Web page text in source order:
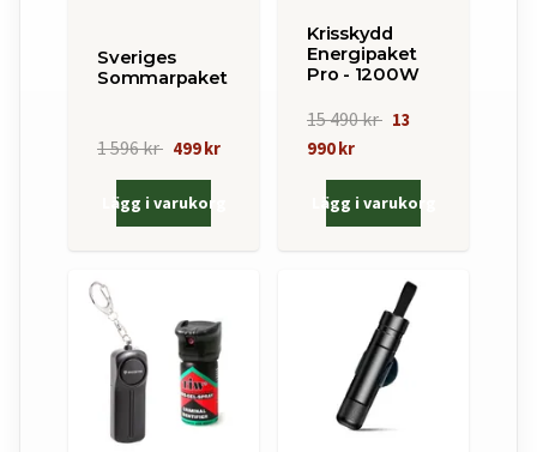
Sveriges
Sommarpaket
1 596 kr 499 kr
Lägg i varukorg
Krisskydd
Energipaket
Pro - 1200W
15 490 kr 13
990 kr
Lägg i varukorg